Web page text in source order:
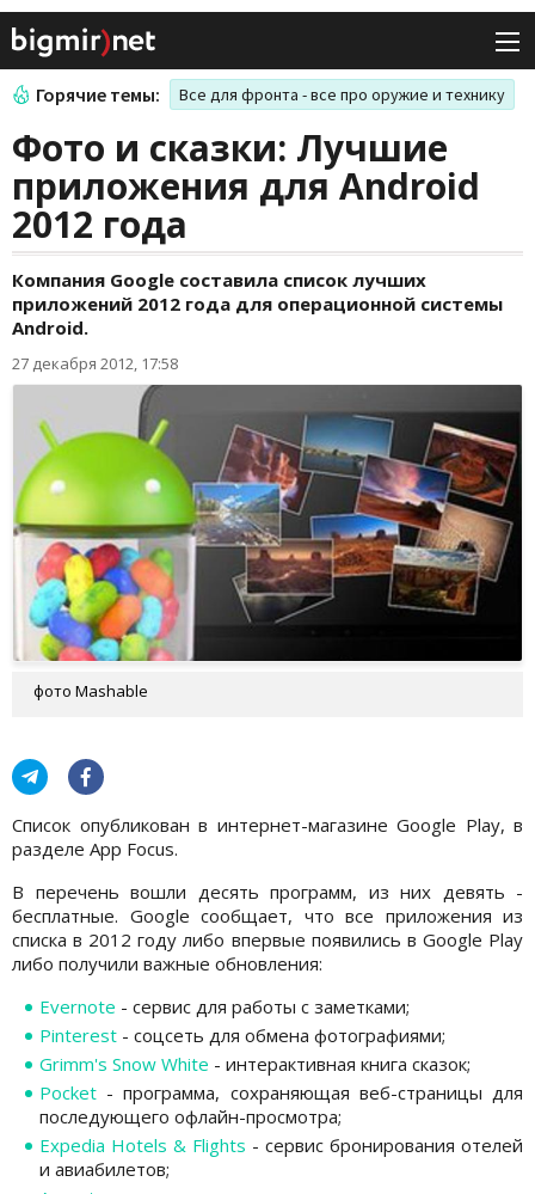
Горячие темы: Все для фронта - все про оружие и технику
Фото и сказки: Лучшие
приложения для Android
2012 года
Компания Google составила список лучших
приложений 2012 года для операционной системы
Android.
27 декабря 2012, 17:58
фото Mashable
Список опубликован в интернет-магазине Google Play, в
разделе App Focus.
В перечень вошли десять программ, из них девять -
бесплатные. Google сообщает, что все приложения из
списка в 2012 году либо впервые появились в Google Play
либо получили важные обновления:
Evernote - сервис для работы с заметками;
Pinterest - соцсеть для обмена фотографиями;
Grimm's Snow White - интерактивная книга сказок;
Pocket - программа, сохраняющая веб-страницы для
последующего офлайн-просмотра;
Expedia Hotels & Flights - сервис бронирования отелей
и авиабилетов;